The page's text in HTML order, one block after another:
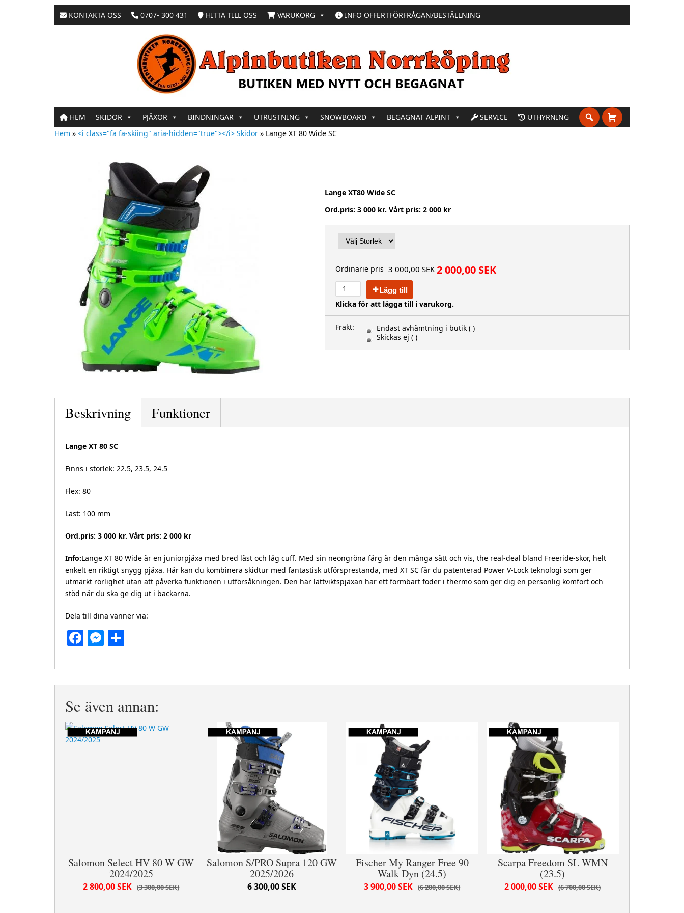
KONTAKTA OSS 0707- 300 431 HITTA TILL OSS VARUKORG INFO OFFERTFÖRFRÅGAN/BESTÄLLNING
HEM SKIDOR PJÄXOR BINDNINGAR UTRUSTNING SNOWBOARD BEGAGNAT ALPINT SERVICE
UTHYRNING
Hem » <i class="fa fa-skiing" aria-hidden="true"></i> Skidor » Lange XT 80 Wide SC
Lange XT80 Wide SC
Ord.pris: 3 000 kr. Vårt pris: 2 000 kr
Ordinarie pris 3 000,00 SEK 2 000,00 SEK
Lägg till
Klicka för att lägga till i varukorg.
Frakt: Endast avhämtning i butik ( )
Skickas ej ( )
Beskrivning Funktioner
Lange XT 80 SC
Finns i storlek: 22.5, 23.5, 24.5
Flex: 80
Läst: 100 mm
Ord.pris: 3 000 kr. Vårt pris: 2 000 kr
Info:Lange XT 80 Wide är en juniorpjäxa med bred läst och låg cuff. Med sin neongröna färg är den många sätt och vis, the real-deal bland Freeride-skor, helt
enkelt en riktigt snygg pjäxa. Här kan du kombinera skidtur med fantastisk utförsprestanda, med XT SC får du patenterad Power V-Lock teknologi som ger
utmärkt rörlighet utan att påverka funktionen i utförsåkningen. Den här lättviktspjäxan har ett formbart foder i thermo som ger dig en personlig komfort och
stöd när du ska ge dig ut i backarna.
Dela till dina vänner via:
Facebook
Messenger
Se även annan:
Salomon Select HV 80 W GW
2024/2025
3 300,00 SEK
2 800,00 SEK
Salomon S/PRO Supra 120 GW
2025/2026
6 300,00 SEK
Fischer My Ranger Free 90
Walk Dyn (24.5)
6 200,00 SEK
3 900,00 SEK
Scarpa Freedom SL WMN
(23.5)
6 700,00 SEK
2 000,00 SEK